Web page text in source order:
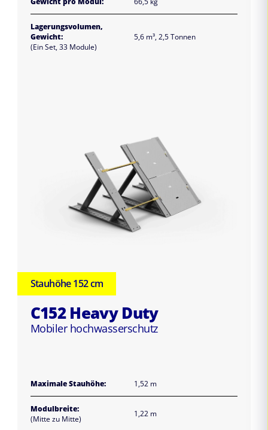
Lagerungsvolumen,
Gewicht:
(Ein Set, 33 Module)
5,6 m³, 2,5 Tonnen
Stauhöhe 152 cm
C152 Heavy Duty
Mobiler hochwasserschutz
Maximale Stauhöhe: 1,52 m
Modulbreite:
(Mitte zu Mitte)
1,22 m